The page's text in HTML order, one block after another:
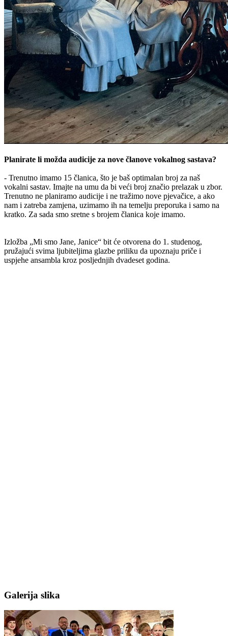
Planirate li možda audicije za nove članove vokalnog sastava?
- Trenutno imamo 15 članica, što je baš optimalan broj za naš
vokalni sastav. Imajte na umu da bi veći broj značio prelazak u zbor.
Trenutno ne planiramo audicije i ne tražimo nove pjevačice, a ako
nam i zatreba zamjena, uzimamo ih na temelju preporuka i samo na
kratko. Za sada smo sretne s brojem članica koje imamo.
Izložba „Mi smo Jane, Janice“ bit će otvorena do 1. studenog,
pružajući svima ljubiteljima glazbe priliku da upoznaju priče i
uspjehe ansambla kroz posljednjih dvadeset godina.
Galerija slika